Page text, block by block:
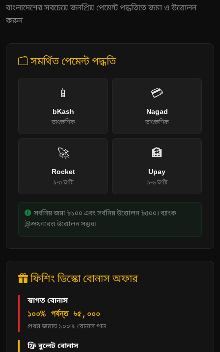
বাংলাদেশের সবচেয়ে জনপ্রিয় পেমেন্ট পদ্ধতিতে জমা ও উত্তোলন
করুন
সমর্থিত পেমেন্ট পদ্ধতি
📱
bKash
তাৎক্ষণিক
💳
Nagad
তাৎক্ষণিক
🚀
Rocket
১-৩ ঘণ্টা
🏦
Upay
১-৬ ঘণ্টা
সর্বনিম্ন জমা ৳১০০ এবং সর্বনিম্ন উত্তোলন ৳৫০০। ব্যাংক
ট্রান্সফারেও উত্তোলন সম্ভব।
ফিশিং ডিস্কো বোনাস অফার
স্বাগত বোনাস
১০০% পর্যন্ত ৳৫,০০০
প্রথম জমায় ১০০% বোনাস পান
ফ্রি বুলেট বোনাস